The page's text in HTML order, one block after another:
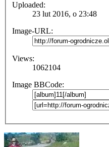
Uploaded:
23 lut 2016, o 23:48
Image-URL:
Views:
1062104
Image BBCode: